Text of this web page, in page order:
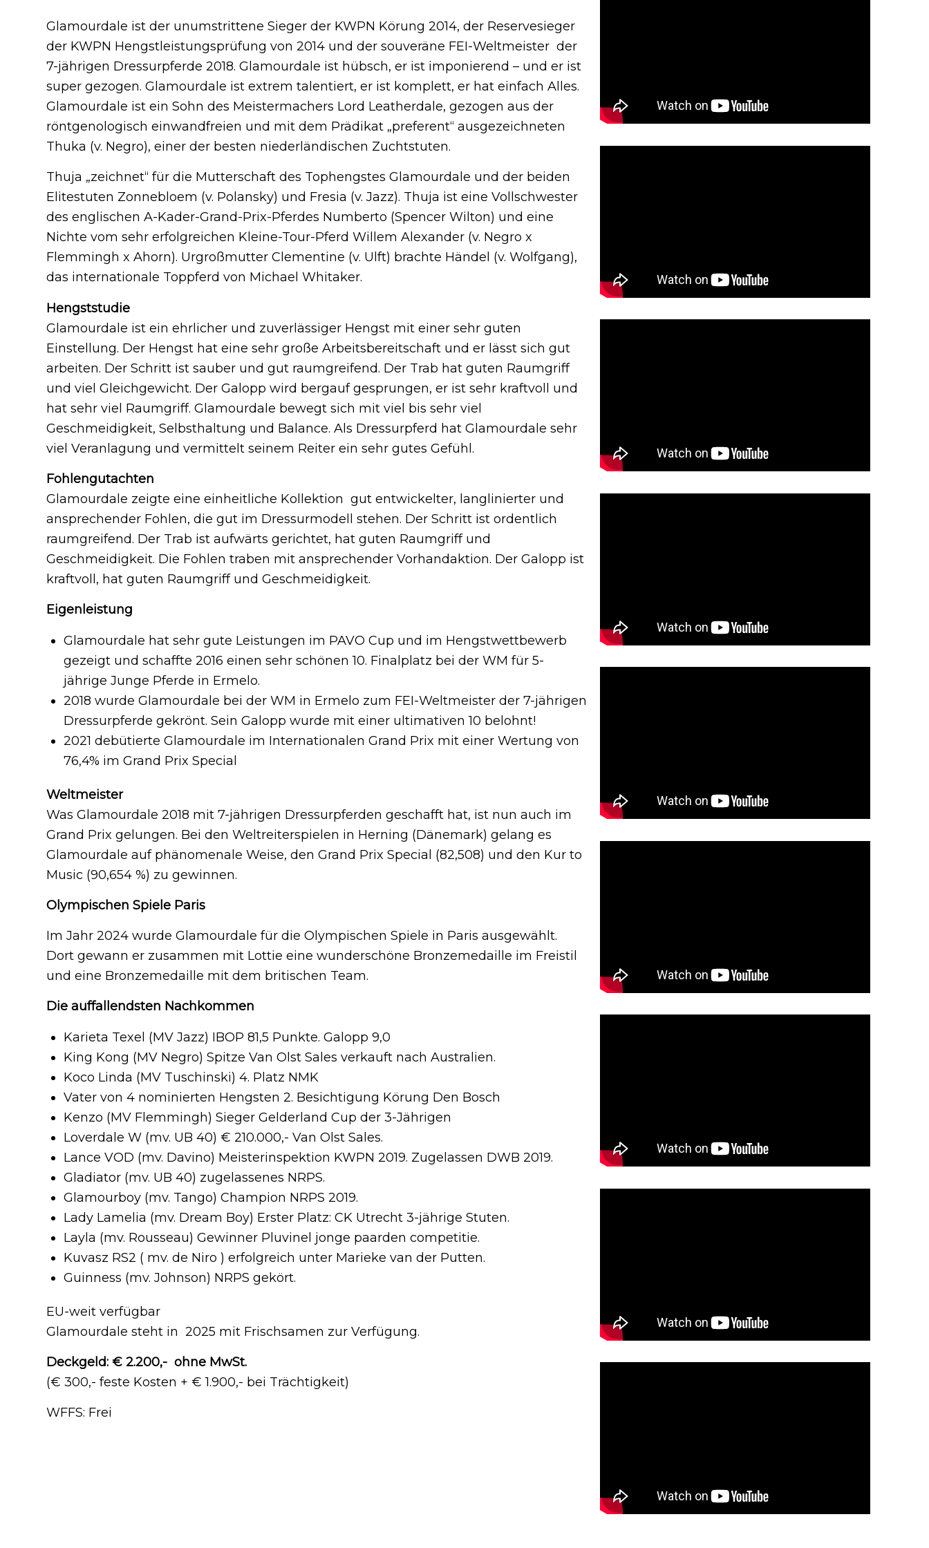
Glamourdale ist der unumstrittene Sieger der KWPN Körung 2014, der Reservesieger
der KWPN Hengstleistungsprüfung von 2014 und der souveräne FEI-Weltmeister der
7-jährigen Dressurpferde 2018. Glamourdale ist hübsch, er ist imponierend – und er ist
super gezogen. Glamourdale ist extrem talentiert, er ist komplett, er hat einfach Alles.
Glamourdale ist ein Sohn des Meistermachers Lord Leatherdale, gezogen aus der
röntgenologisch einwandfreien und mit dem Prädikat „preferent“ ausgezeichneten
Thuka (v. Negro), einer der besten niederländischen Zuchtstuten.
Thuja „zeichnet“ für die Mutterschaft des Tophengstes Glamourdale und der beiden
Elitestuten Zonnebloem (v. Polansky) und Fresia (v. Jazz). Thuja ist eine Vollschwester
des englischen A-Kader-Grand-Prix-Pferdes Numberto (Spencer Wilton) und eine
Nichte vom sehr erfolgreichen Kleine-Tour-Pferd Willem Alexander (v. Negro x
Flemmingh x Ahorn). Urgroßmutter Clementine (v. Ulft) brachte Händel (v. Wolfgang),
das internationale Toppferd von Michael Whitaker.
Hengststudie
Glamourdale ist ein ehrlicher und zuverlässiger Hengst mit einer sehr guten
Einstellung. Der Hengst hat eine sehr große Arbeitsbereitschaft und er lässt sich gut
arbeiten. Der Schritt ist sauber und gut raumgreifend. Der Trab hat guten Raumgriff
und viel Gleichgewicht. Der Galopp wird bergauf gesprungen, er ist sehr kraftvoll und
hat sehr viel Raumgriff. Glamourdale bewegt sich mit viel bis sehr viel
Geschmeidigkeit, Selbsthaltung und Balance. Als Dressurpferd hat Glamourdale sehr
viel Veranlagung und vermittelt seinem Reiter ein sehr gutes Gefühl.
Fohlengutachten
Glamourdale zeigte eine einheitliche Kollektion gut entwickelter, langlinierter und
ansprechender Fohlen, die gut im Dressurmodell stehen. Der Schritt ist ordentlich
raumgreifend. Der Trab ist aufwärts gerichtet, hat guten Raumgriff und
Geschmeidigkeit. Die Fohlen traben mit ansprechender Vorhandaktion. Der Galopp ist
kraftvoll, hat guten Raumgriff und Geschmeidigkeit.
Eigenleistung
Glamourdale hat sehr gute Leistungen im PAVO Cup und im Hengstwettbewerb
gezeigt und schaffte 2016 einen sehr schönen 10. Finalplatz bei der WM für 5-
jährige Junge Pferde in Ermelo.
2018 wurde Glamourdale bei der WM in Ermelo zum FEI-Weltmeister der 7-jährigen
Dressurpferde gekrönt. Sein Galopp wurde mit einer ultimativen 10 belohnt!
2021 debütierte Glamourdale im Internationalen Grand Prix mit einer Wertung von
76,4% im Grand Prix Special
Weltmeister
Was Glamourdale 2018 mit 7-jährigen Dressurpferden geschafft hat, ist nun auch im
Grand Prix gelungen. Bei den Weltreiterspielen in Herning (Dänemark) gelang es
Glamourdale auf phänomenale Weise, den Grand Prix Special (82,508) und den Kur to
Music (90,654 %) zu gewinnen.
Olympischen Spiele Paris
Im Jahr 2024 wurde Glamourdale für die Olympischen Spiele in Paris ausgewählt.
Dort gewann er zusammen mit Lottie eine wunderschöne Bronzemedaille im Freistil
und eine Bronzemedaille mit dem britischen Team.
Die auffallendsten Nachkommen
Karieta Texel (MV Jazz) IBOP 81,5 Punkte. Galopp 9,0
King Kong (MV Negro) Spitze Van Olst Sales verkauft nach Australien.
Koco Linda (MV Tuschinski) 4. Platz NMK
Vater von 4 nominierten Hengsten 2. Besichtigung Körung Den Bosch
Kenzo (MV Flemmingh) Sieger Gelderland Cup der 3-Jährigen
Loverdale W (mv. UB 40) € 210.000,- Van Olst Sales.
Lance VOD (mv. Davino) Meisterinspektion KWPN 2019. Zugelassen DWB 2019.
Gladiator (mv. UB 40) zugelassenes NRPS.
Glamourboy (mv. Tango) Champion NRPS 2019.
Lady Lamelia (mv. Dream Boy) Erster Platz: CK Utrecht 3-jährige Stuten.
Layla (mv. Rousseau) Gewinner Pluvinel jonge paarden competitie.
Kuvasz RS2 ( mv. de Niro ) erfolgreich unter Marieke van der Putten.
Guinness (mv. Johnson) NRPS gekört.
EU-weit verfügbar
Glamourdale steht in 2025 mit Frischsamen zur Verfügung.
Deckgeld: € 2.200,- ohne MwSt.
(€ 300,- feste Kosten + € 1.900,- bei Trächtigkeit)
WFFS: Frei